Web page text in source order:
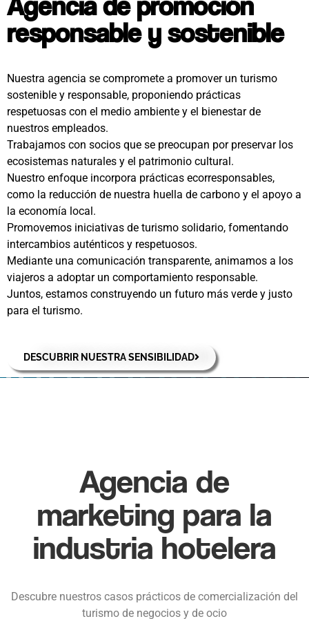
responsable y sostenible
Nuestra agencia se compromete a promover un turismo
sostenible y responsable, proponiendo prácticas
respetuosas con el medio ambiente y el bienestar de
nuestros empleados.
Trabajamos con socios que se preocupan por preservar los
ecosistemas naturales y el patrimonio cultural.
Nuestro enfoque incorpora prácticas ecorresponsables,
como la reducción de nuestra huella de carbono y el apoyo a
la economía local.
Promovemos iniciativas de turismo solidario, fomentando
intercambios auténticos y respetuosos.
Mediante una comunicación transparente, animamos a los
viajeros a adoptar un comportamiento responsable.
Juntos, estamos construyendo un futuro más verde y justo
para el turismo.
DESCUBRIR NUESTRA SENSIBILIDAD
Agencia de
marketing para la
industria hotelera
Descubre nuestros casos prácticos de comercialización del
turismo de negocios y de ocio